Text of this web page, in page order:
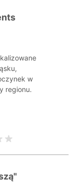
w
regionu.